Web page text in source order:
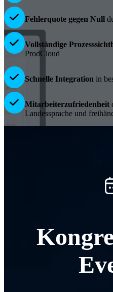
Fehlerquote gegen Null
Vollständige
ProdCloud
Schnelle Integration in
Mitarbeiterzufriedenheit
Landessprache und